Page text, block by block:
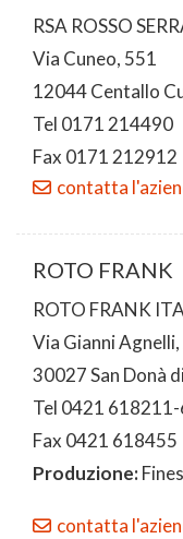
RSA ROSSO
Via Cuneo, 551
12044 Centallo
Tel 0171 214490
Fax 0171 212912
contatta
ROTO FRANK
ROTO FRANK
Via Gianni Agnelli,
30027 San Donà
Tel 0421
Fax 0421 618455
Produzione:
contatta